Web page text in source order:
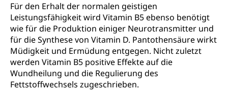
Für den Erhalt der normalen geistigen
Leistungsfähigkeit wird Vitamin B5 ebenso benötigt
wie für die Produktion einiger Neurotransmitter und
für die Synthese von Vitamin D. Pantothensäure wirkt
Müdigkeit und Ermüdung entgegen. Nicht zuletzt
werden Vitamin B5 positive Effekte auf die
Wundheilung und die Regulierung des
Fettstoffwechsels zugeschrieben.